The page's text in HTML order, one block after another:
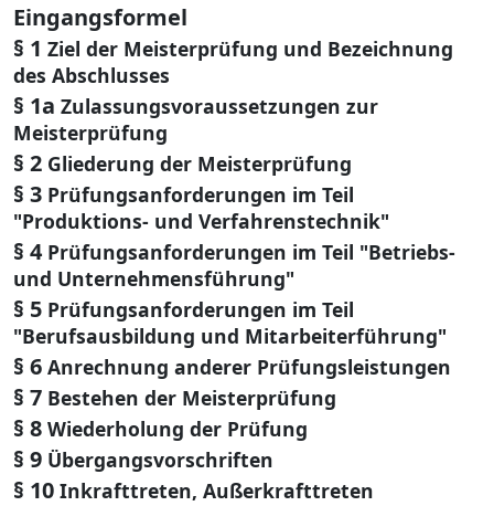
Eingangsformel
§ 1 Ziel der Meisterprüfung und Bezeichnung
des Abschlusses
§ 1a Zulassungsvoraussetzungen zur
Meisterprüfung
§ 2 Gliederung der Meisterprüfung
§ 3 Prüfungsanforderungen im Teil
"Produktions- und Verfahrenstechnik"
§ 4 Prüfungsanforderungen im Teil "Betriebs-
und Unternehmensführung"
§ 5 Prüfungsanforderungen im Teil
"Berufsausbildung und Mitarbeiterführung"
§ 6 Anrechnung anderer Prüfungsleistungen
§ 7 Bestehen der Meisterprüfung
§ 8 Wiederholung der Prüfung
§ 9 Übergangsvorschriften
§ 10 Inkrafttreten, Außerkrafttreten